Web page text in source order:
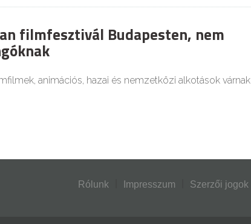
filmfesztivál Budapesten, nem
animációs, hazai és nemzetközi alkotások várnak
Rólunk Impresszum Szerzői jogok